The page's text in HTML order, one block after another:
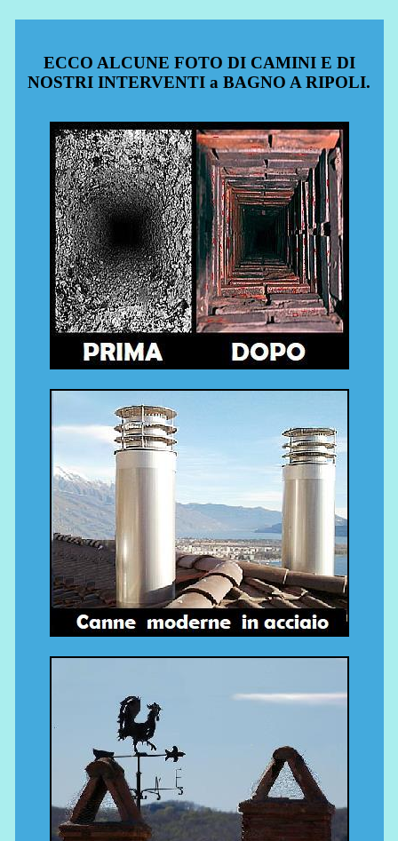
ECCO ALCUNE FOTO DI CAMINI E DI
NOSTRI INTERVENTI a BAGNO A RIPOLI.